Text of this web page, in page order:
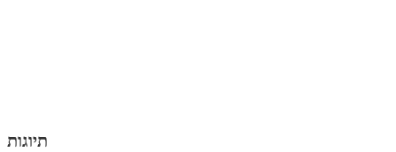
תיוגות